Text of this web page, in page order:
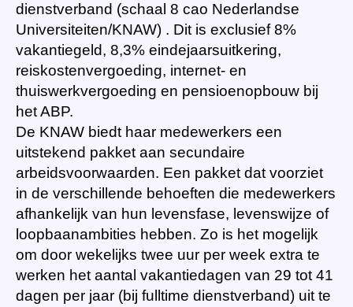
dienstverband (schaal 8 cao Nederlandse
Universiteiten/KNAW) . Dit is exclusief 8%
vakantiegeld, 8,3% eindejaarsuitkering,
reiskostenvergoeding, internet- en
thuiswerkvergoeding en pensioenopbouw bij
het ABP.
De KNAW biedt haar medewerkers een
uitstekend pakket aan secundaire
arbeidsvoorwaarden. Een pakket dat voorziet
in de verschillende behoeften die medewerkers
afhankelijk van hun levensfase, levenswijze of
loopbaanambities hebben. Zo is het mogelijk
om door wekelijks twee uur per week extra te
werken het aantal vakantiedagen van 29 tot 41
dagen per jaar (bij fulltime dienstverband) uit te